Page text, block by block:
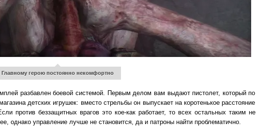
Главному герою постоянно некомфортно
разбавлен боевой системой. Первым делом вам выдают пистолет, который по
детских игрушек: вместо стрельбы он выпускает на коротенькое расстояние
против беззащитных врагов это кое-как работает, то всех остальных таким не
однако управление лучше не становится, да и патроны найти проблематично.